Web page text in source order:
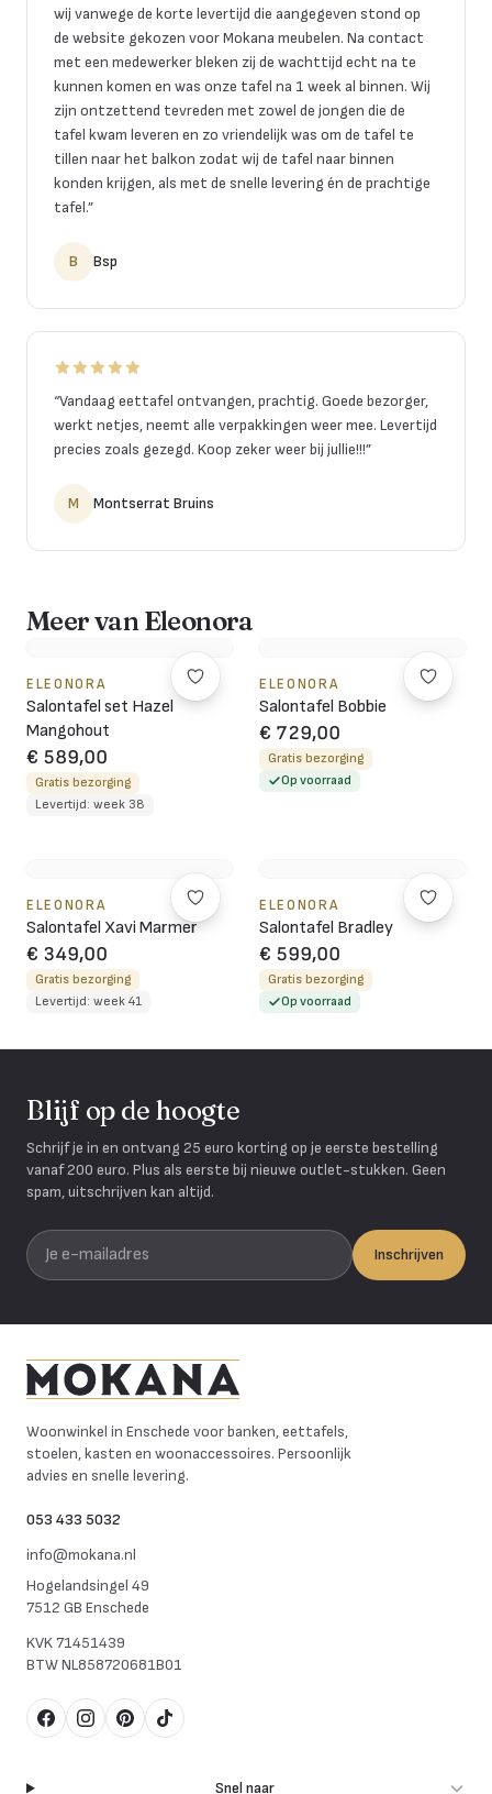
wij vanwege de korte levertijd die aangegeven stond op
de website gekozen voor Mokana meubelen. Na contact
met een medewerker bleken zij de wachttijd echt na te
kunnen komen en was onze tafel na 1 week al binnen. Wij
zijn ontzettend tevreden met zowel de jongen die de
tafel kwam leveren en zo vriendelijk was om de tafel te
tillen naar het balkon zodat wij de tafel naar binnen
konden krijgen, als met de snelle levering én de prachtige
tafel.”
B Bsp
“Vandaag eettafel ontvangen, prachtig. Goede bezorger,
werkt netjes, neemt alle verpakkingen weer mee. Levertijd
precies zoals gezegd. Koop zeker weer bij jullie!!!”
M Montserrat Bruins
Meer van Eleonora
ELEONORA
Salontafel set Hazel
Mangohout
€ 589,00
Gratis bezorging
Levertijd: week 38
ELEONORA
Salontafel Bobbie
€ 729,00
Gratis bezorging
Op voorraad
ELEONORA
Salontafel Xavi Marmer
€ 349,00
Gratis bezorging
Levertijd: week 41
ELEONORA
Salontafel Bradley
€ 599,00
Gratis bezorging
Op voorraad
Blijf op de hoogte
Schrijf je in en ontvang 25 euro korting op je eerste bestelling
vanaf 200 euro. Plus als eerste bij nieuwe outlet-stukken. Geen
spam, uitschrijven kan altijd.
Je e-mailadres
Inschrijven
Woonwinkel in Enschede voor banken, eettafels,
stoelen, kasten en woonaccessoires. Persoonlijk
advies en snelle levering.
053 433 5032
info@mokana.nl
Hogelandsingel 49
7512 GB Enschede
KVK71451439
BTWNL858720681B01
FacebookInstagram
Pinterest
TikTok
Snel naar